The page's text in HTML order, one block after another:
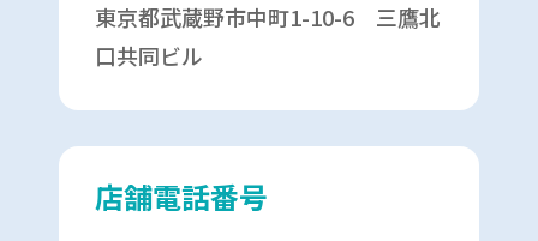
東京都武蔵野市中町1-10-6 三鷹北
口共同ビル
店舗電話番号